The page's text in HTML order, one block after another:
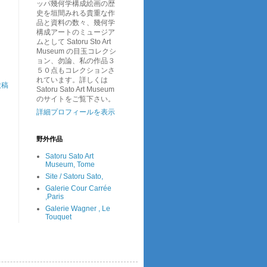
ッパ幾何学構成絵画の歴
史を垣間みれる貴重な作
品と資料の数々、幾何学
構成アートのミュージア
ムとして Satoru Sto Art
Museum の目玉コレクシ
ョン、勿論、私の作品３
５０点もコレクションさ
れています。詳しくは
Satoru Sato Art Museum
のサイトをご覧下さい。
詳細プロフィールを表示
野外作品
Satoru Sato Art
Museum, Tome
Site / Satoru Sato,
Galerie Cour Carrée
,Paris
Galerie Wagner , Le
Touquet